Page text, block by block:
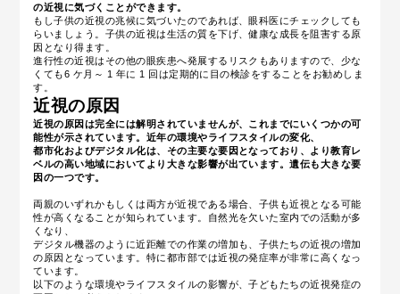
の近視に気づくことができます。
もし子供の近視の兆候に気づいたのであれば、眼科医にチェックしても
らいましょう。子供の近視は生活の質を下げ、健康な成長を阻害する原
因となり得ます。
進行性の近視はその他の眼疾患へ発展するリスクもありますので、少な
くても6 ケ月～ 1 年に 1 回は定期的に目の検診をすることをお勧めしま
す。
近視の原因
近視の原因は完全には解明されていませんが、これまでにいくつかの可
能性が示されています。近年の環境やライフスタイルの変化、
都市化およびデジタル化は、その主要な要因となっており、より教育レ
ベルの高い地域においてより大きな影響が出ています。遺伝も大きな要
因の一つです。
両親のいずれかもしくは両方が近視である場合、子供も近視となる可能
性が高くなることが知られています。自然光を欠いた室内での活動が多
くなり、
デジタル機器のように近距離での作業の増加も、子供たちの近視の増加
の原因となっています。特に都市部では近視の発症率が非常に高くなっ
ています。
以下のような環境やライフスタイルの影響が、子どもたちの近視発症の